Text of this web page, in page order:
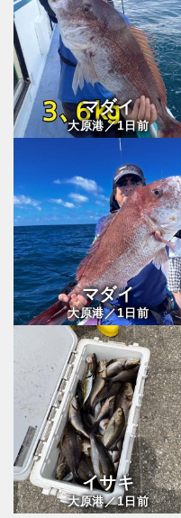
マダイ
大原港／1日前
マダイ
大原港／1日前
イサキ
大原港／1日前